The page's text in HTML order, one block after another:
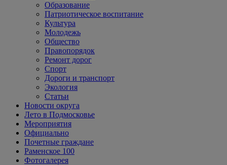
Образование
Патриотическое воспитание
Культура
Молодежь
Общество
Правопорядок
Ремонт дорог
Спорт
Дороги и транспорт
Экология
Статьи
Новости округа
Лето в Подмосковье
Мероприятия
Официально
Почетные граждане
Раменское 100
Фотогалерея